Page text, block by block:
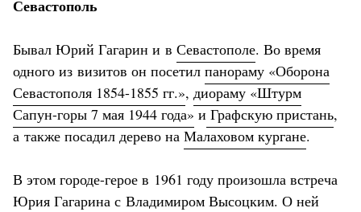
Севастополь
Бывал Юрий Гагарин и в Севастополе. Во время
одного из визитов он посетил панораму «Оборона
Севастополя 1854-1855 гг.», диораму «Штурм
Сапун-горы 7 мая 1944 года» и Графскую пристань,
а также посадил дерево на Малаховом кургане.
В этом городе-герое в 1961 году произошла встреча
Юрия Гагарина с Владимиром Высоцким. О ней